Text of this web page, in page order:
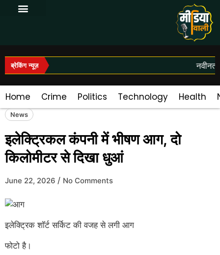
ब्रेकिंग न्यूज़
Home Crime Politics Technology Health
News
इलेक्ट्रिकल कंपनी में भीषण आग, दो
किलोमीटर से दिखा धुआं
June 22, 2026 / No Comments
इलेक्ट्रिक शॉर्ट सर्किट की वजह से लगी आग
फोटो है।